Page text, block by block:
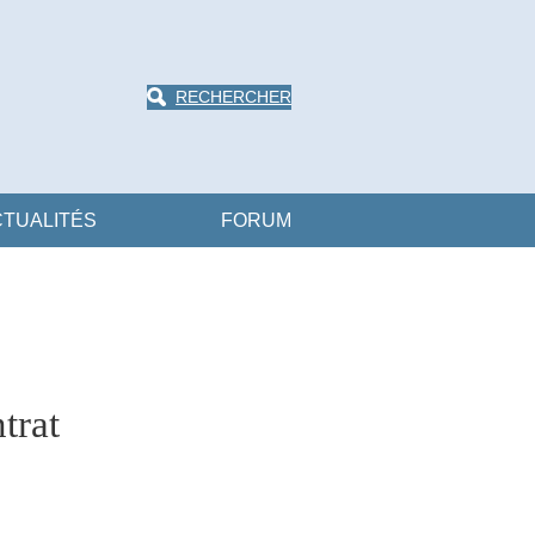
RECHERCHER
FORUM